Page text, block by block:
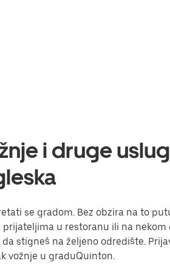
i druge
se gradom. Bez obzira na to
prijateljima u restoranu ili na
stigneš na željeno odredište.
vožnje u graduQuinton.